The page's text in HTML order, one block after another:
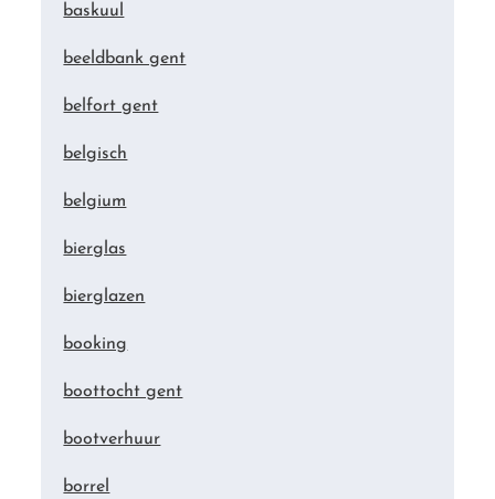
baskuul
beeldbank gent
belfort gent
belgisch
belgium
bierglas
bierglazen
booking
boottocht gent
bootverhuur
borrel